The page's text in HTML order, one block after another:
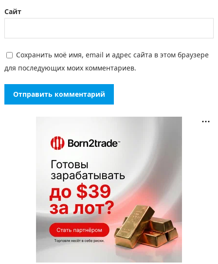
Сайт
Сохранить моё имя, email и адрес сайта в этом браузере
для последующих моих комментариев.